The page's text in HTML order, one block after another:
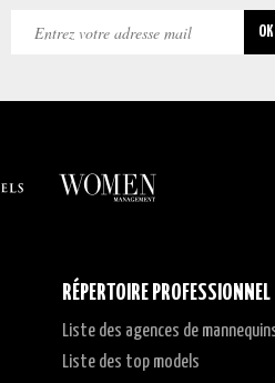
RÉPERTOIRE PROFESSIONNEL
Liste des agences de
Liste des top models